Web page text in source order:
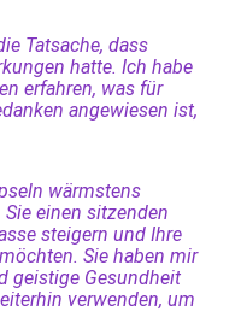
Tatsache, dass
hatte. Ich habe
erfahren, was für
angewiesen ist,
wärmstens
einen sitzenden
steigern und Ihre
Sie haben mir
geistige Gesundheit
verwenden, um